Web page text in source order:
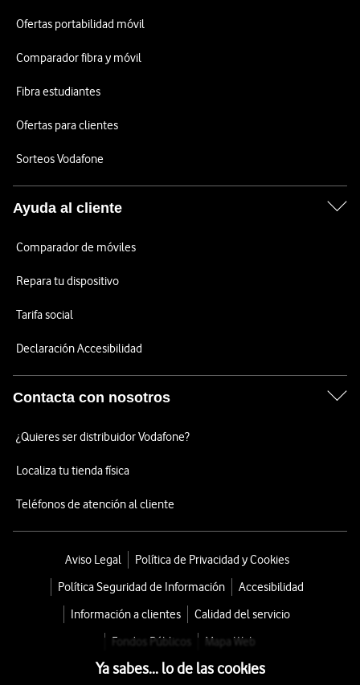
Ofertas portabilidad móvil
Comparador fibra y móvil
Fibra estudiantes
Ofertas para clientes
Sorteos Vodafone
Ayuda al cliente
Comparador de móviles
Repara tu dispositivo
Tarifa social
Declaración Accesibilidad
Contacta con nosotros
¿Quieres ser distribuidor Vodafone?
Localiza tu tienda física
Teléfonos de atención al cliente
Aviso Legal
Política de Privacidad y Cookies
Política Seguridad de Información
Accesibilidad
Información a clientes
Calidad del servicio
Fondos Públicos
Mapa Web
Ya sabes... lo de las cookies